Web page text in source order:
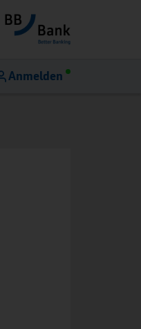
Anmelden